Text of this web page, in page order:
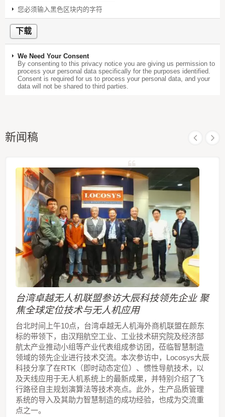
您必须输入黑色区块内的字符
We Need Your Consent
By consenting to this privacy notice you are giving us permission to
process your personal data specifically for the purposes identified.
Consent is required for us to process your personal data, and your
data will not be shared to third parties.
新闻稿
台湾卓越无人机联盟参访大辰科技领先企业 聚
焦全球定位技术与无人机应用
台北时间上午10点，台湾卓越无人机海外商机联盟在颜东
标的带领下，由汉翔航空工业、工业技术研究院及经济部
航太产业推动小组等产业代表组成参访团，莅临智慧制造
领域的领先企业进行技术交流。本次参访中，Locosys大辰
科技分享了在RTK（即时动态定位）、惯性导航技术，以
及天线应用于无人机系统上的最新成果，并特别介绍了飞
行路径自主规划演算法等技术亮点。此外，生产品质管理
系统的导入及其助力智慧制造的成功经验，也成为交流重
点之一。